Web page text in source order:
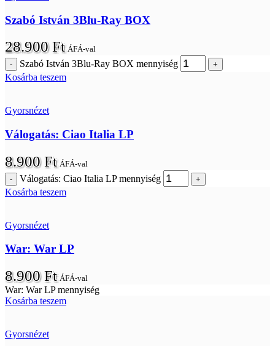
Szabó István 3Blu-Ray BOX
28.900Ft ÁFÁ-val
Szabó István 3Blu-Ray BOX mennyiség
Kosárba teszem
Gyorsnézet
Válogatás: Ciao Italia LP
8.900Ft ÁFÁ-val
Válogatás: Ciao Italia LP mennyiség
Kosárba teszem
Gyorsnézet
War: War LP
8.900Ft ÁFÁ-val
War: War LP mennyiség
Kosárba teszem
Gyorsnézet